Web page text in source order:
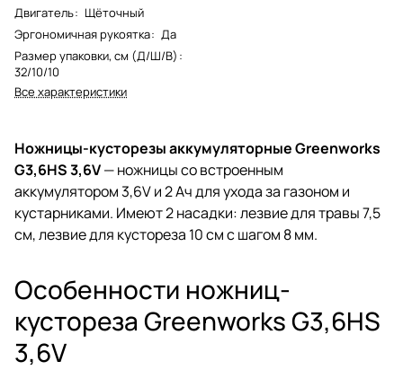
Двигатель: Щёточный
Эргономичная рукоятка: Да
Размер упаковки, см (Д/Ш/В) :
32/10/10
Все характеристики
Ножницы-кусторезы аккумуляторные Greenworks
G3,6HS 3,6V— ножницы со встроенным
аккумулятором 3,6V и 2 Ач для ухода за газоном и
кустарниками. Имеют 2 насадки: лезвие для травы 7,5
см, лезвие для кустореза 10 см с шагом 8 мм.
Особенности ножниц-
кустореза Greenworks G3,6HS
3,6V